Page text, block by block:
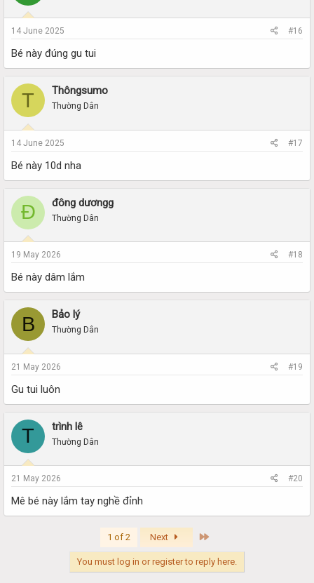
14 June 2025 #16
Bé này đúng gu tui
T Thôngsumo
Thường Dân
14 June 2025 #17
Bé này 10d nha
Đ đông dươngg
Thường Dân
19 May 2026 #18
Bé này dâm lắm
B Bảo lý
Thường Dân
21 May 2026 #19
Gu tui luôn
T trình lê
Thường Dân
21 May 2026 #20
Mê bé này lắm tay nghề đỉnh
1 of 2 Next
You must log in or register to reply here.